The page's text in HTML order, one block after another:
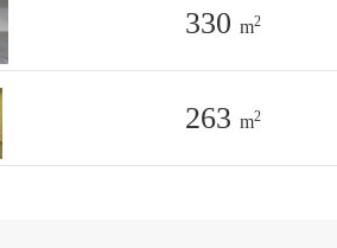
330 m2
263 m2